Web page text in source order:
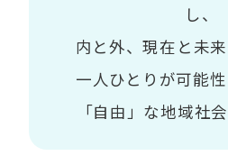
し、
内と外、現在と未来
一人ひとりが可能
「自由」な地域社